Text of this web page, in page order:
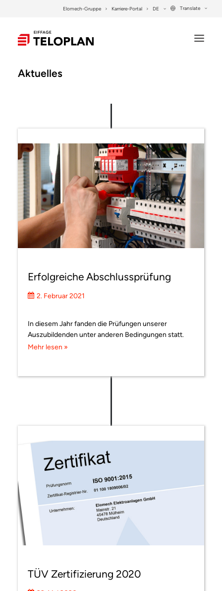
Elomech-Gruppe Karriere-Portal DE Translate
KONTAKT
SEARCH
Aktuelles
Erfolgreiche Abschlussprüfung
2. Februar 2021
In diesem Jahr fanden die Prüfungen unserer
Auszubildenden unter anderen Bedingungen statt.
Mehr lesen »
TÜV Zertifizierung 2020